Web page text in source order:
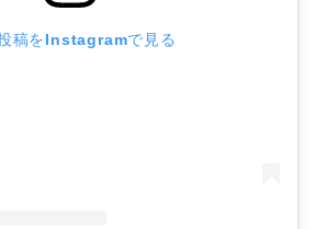
稿をInstagramで見る